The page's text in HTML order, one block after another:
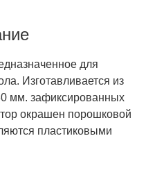
для
Изготавливается из
мм. зафиксированных
окрашен порошковой
пластиковыми